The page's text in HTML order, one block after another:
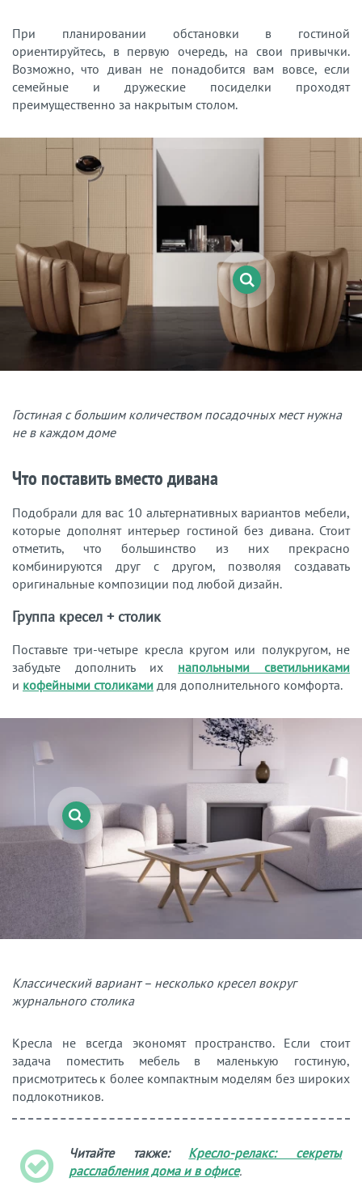
При планировании обстановки в гостиной
ориентируйтесь, в первую очередь, на свои привычки.
Возможно, что диван не понадобится вам вовсе, если
семейные и дружеские посиделки проходят
преимущественно за накрытым столом.
Гостиная с большим количеством посадочных мест нужна
не в каждом доме
Что поставить вместо дивана
Подобрали для вас 10 альтернативных вариантов мебели,
которые дополнят интерьер гостиной без дивана. Стоит
отметить, что большинство из них прекрасно
комбинируются друг с другом, позволяя создавать
оригинальные композиции под любой дизайн.
Группа кресел + столик
Поставьте три-четыре кресла кругом или полукругом, не
забудьте дополнить их напольными светильниками
и кофейными столиками для дополнительного комфорта.
Классический вариант – несколько кресел вокруг
журнального столика
Кресла не всегда экономят пространство. Если стоит
задача поместить мебель в маленькую гостиную,
присмотритесь к более компактным моделям без широких
подлокотников.
Читайте также:
Кресло-релакс: секреты
расслабления дома и в офисе.